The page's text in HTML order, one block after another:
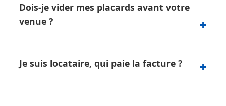
Dois-je vider mes placards avant votre
venue ?
Je suis locataire, qui paie la facture ?